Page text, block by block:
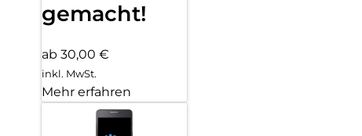
gemacht!
ab 30,00 €
inkl. MwSt.
Mehr erfahren